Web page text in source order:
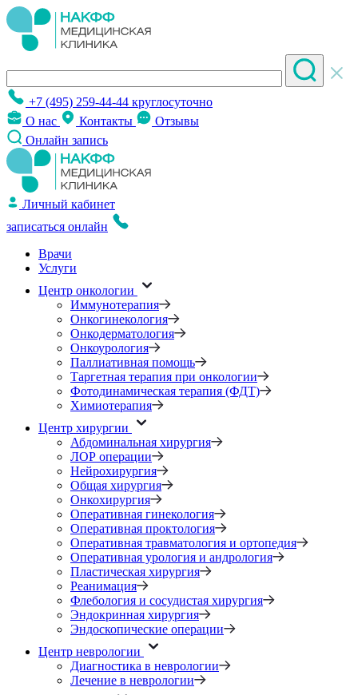
+7 (495) 259-44-44 круглосуточно
О нас
Контакты
Отзывы
Онлайн запись
Личный кабинет
записаться онлайн
Врачи
Услуги
Центр онкологии
Иммунотерапия
Онкогинекология
Онкодерматология
Онкоурология
Паллиативная помощь
Таргетная терапия при онкологии
Фотодинамическая терапия (ФДТ)
Химиотерапия
Центр хирургии
Абдоминальная хирургия
ЛОР операции
Нейрохирургия
Общая хирургия
Онкохирургия
Оперативная гинекология
Оперативная проктология
Оперативная травматология и ортопедия
Оперативная урология и андрология
Пластическая хирургия
Реанимация
Флебология и сосудистая хирургия
Эндокринная хирургия
Эндоскопические операции
Центр неврологии
Диагностика в неврологии
Лечение в неврологии